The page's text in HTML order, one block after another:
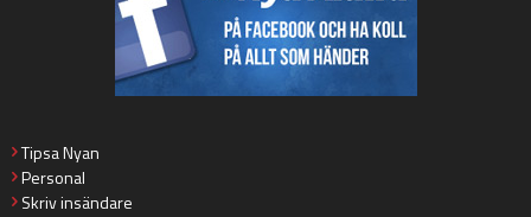
Tipsa Nyan
Personal
Skriv insändare